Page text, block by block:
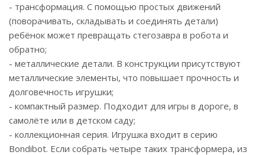
- трансформация. С помощью простых движений
(поворачивать, складывать и соединять детали)
ребёнок может превращать стегозавра в робота и
обратно;
- металлические детали. В конструкции присутствуют
металлические элементы, что повышает прочность и
долговечность игрушки;
- компактный размер. Подходит для игры в дороге, в
самолёте или в детском саду;
- коллекционная серия. Игрушка входит в серию
Bondibot. Если собрать четыре таких трансформера, из